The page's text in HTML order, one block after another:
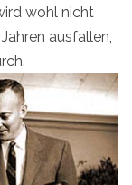
wohl nicht
ausfallen,